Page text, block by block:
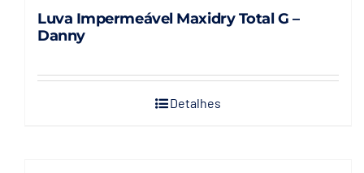
Luva Impermeável Maxidry Total G –
Danny
Detalhes